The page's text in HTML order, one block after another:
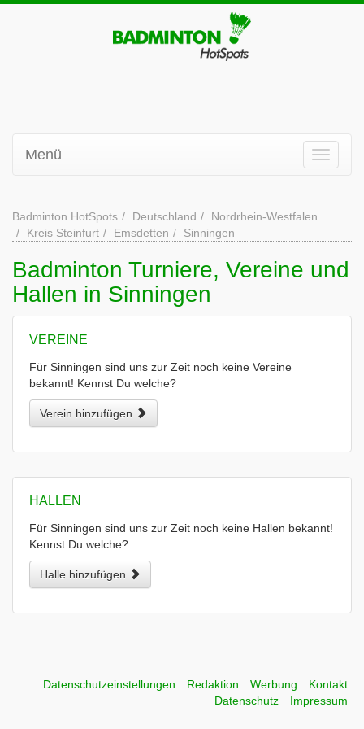
Menü
Badminton HotSpots Deutschland
Nordrhein-Westfalen
Kreis Steinfurt
Emsdetten Sinningen
Badminton Turniere, Vereine und
Hallen in Sinningen
VEREINE
Für Sinningen sind uns zur Zeit noch keine Vereine
bekannt! Kennst Du welche?
Verein hinzufügen
HALLEN
Für Sinningen sind uns zur Zeit noch keine Hallen bekannt!
Kennst Du welche?
Halle hinzufügen
Datenschutzeinstellungen Redaktion Werbung
Kontakt
Datenschutz
Impressum